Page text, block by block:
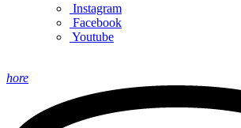
Instagram
Facebook
Youtube
hore